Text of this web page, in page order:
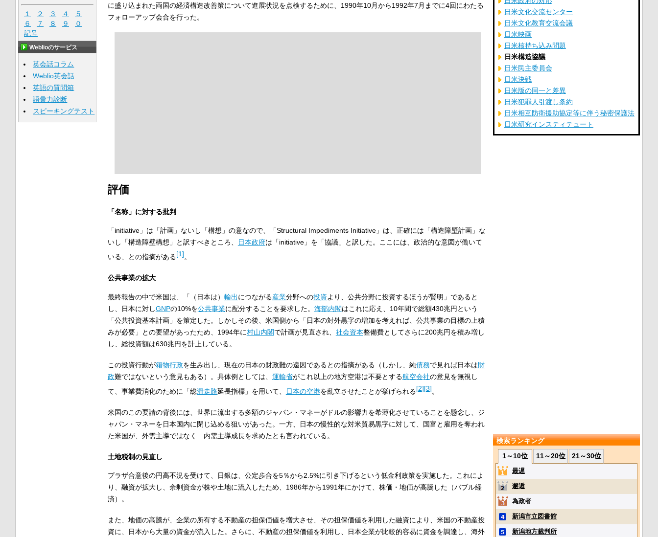
に盛り込まれた両国の経済構造改善策について進展状況を点検するために、1990年10月から1992年7月までに4回にわたる
フォローアップ会合を行った。
評価
「名称」に対する批判
「initiative」は「計画」ないし「構想」の意なので、「Structural Impediments Initiative」は、正確には「構造障壁計画」な
いし「構造障壁構想」と訳すべきところ、
日本政府は「initiative」を「協議」と訳した。ここには、政治的な意図が働いて
いる、との指摘がある[1]。
公共事業の拡大
最終報告の中で米国は、「（日本は） 輸出につながる産業分野への投資より、公共分野に投資するほうが賢明」であると
し、日本に対しGNPの10%を公共事業に配分することを要求した。 海部内閣はこれに応え、10年間で総額430兆円という
「公共投資基本計画」を策定した。しかしその後、米国側から「日本の対外黒字の増加を考えれば、公共事業の目標の上積
みが必要」との要望があったため、1994年に村山内閣で計画が見直され、 社会資本整備費としてさらに200兆円を積み増し
し、総投資額は630兆円を計上している。
この投資行動が箱物行政を生み出し、現在の日本の財政難の遠因であるとの指摘がある（しかし、純債務で見れば日本は財
政難ではないという意見もある）。具体例としては、 運輸省がこれ以上の地方空港は不要とする航空会社の意見を無視し
て、事業費消化のために「総滑走路延長指標」を用いて、 日本の空港を乱立させたことが挙げられる[2][3]。
米国のこの要請の背後には、世界に流出する多額のジャパン・マネーがドルの影響力を希薄化させていることを懸念し、ジ
ャパン・マネーを日本国内に閉じ込める狙いがあった。一方、日本の慢性的な対米貿易黒字に対して、国富と雇用を奪われ
た米国が、外需主導ではなく 内需主導成長を求めたとも言われている。
土地税制の見直し
プラザ合意後の円高不況を受けて、日銀は、公定歩合を5％から2.5%に引き下げるという低金利政策を実施した。これによ
り、融資が拡大し、余剰資金が株や土地に流入したため、1986年から1991年にかけて、株価・地価が高騰した（バブル経
済）。
また、地価の高騰が、企業の所有する不動産の担保価値を増大させ、その担保価値を利用した融資により、米国の不動産投
資に、日本から大量の資金が流入した。さらに、不動産の担保価値を利用し、日本企業が比較的容易に資金を調達し、海外
１ ２ ３ ４
５
６
７ ８ ９
０
記号
Weblioのサービス
英会話コラム
Weblio英会話
英語の質問箱
語彙力診断
スピーキングテスト
日米文化交流センター
日米文化教育交流会議
日米映画
日米核持ち込み問題
日米構造協議
日米民主委員会
日米決戦
日米版の同一と差異
日米犯罪人引渡し条約
日米相互防衛援助協定等に伴う秘密保護法
日米研究インスティテュート
検索ランキング
1～10位
11～20位 21～30位
最遅
邂逅
為政者
新潟市立図書館
新潟地方裁判所